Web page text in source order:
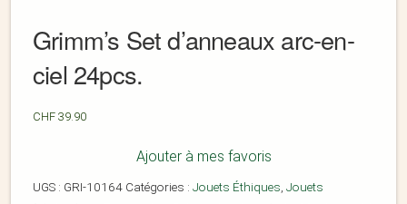
Grimm’s Set d’anneaux arc-en-
ciel 24pcs.
CHF 39.90
Ajouter à mes favoris
UGS : GRI-10164 Catégories : Jouets Éthiques, Jouets